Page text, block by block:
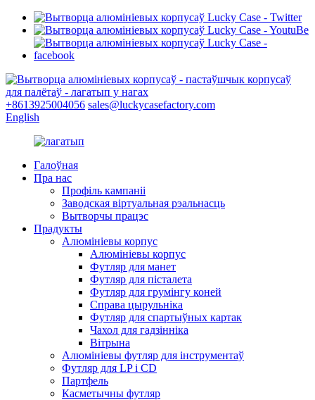
+8613925004056 sales@luckycasefactory.com
English
Галоўная
Пра нас
Профіль кампаніі
Заводская віртуальная рэальнасць
Вытворчы працэс
Прадукты
Алюмініевы корпус
Алюмініевы корпус
Футляр для манет
Футляр для пісталета
Футляр для грумінгу коней
Справа цырульніка
Футляр для спартыўных картак
Чахол для гадзінніка
Вітрына
Алюмініевы футляр для інструментаў
Футляр для LP і CD
Партфель
Касметычны футляр